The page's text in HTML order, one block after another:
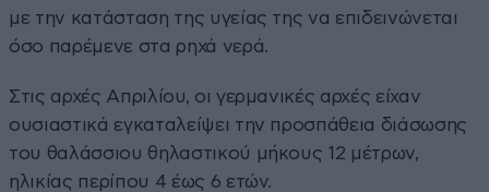
με την κατάσταση της υγείας της να επιδεινώνεται
όσο παρέμενε στα ρηχά νερά.
Στις αρχές Απριλίου, οι γερμανικές αρχές είχαν
ουσιαστικά εγκαταλείψει την προσπάθεια διάσωσης
του θαλάσσιου θηλαστικού μήκους 12 μέτρων,
ηλικίας περίπου 4 έως 6 ετών.